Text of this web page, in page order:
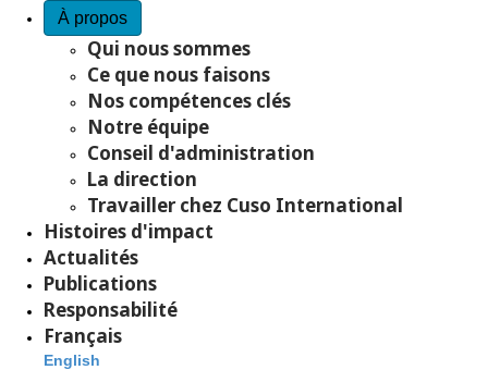
Notre objectif
Plan Stratégique 2023
Quick Access
À propos
Qui nous sommes
Ce que nous faisons
Nos compétences clés
Notre équipe
Conseil d'administration
La direction
Travailler chez Cuso International
Histoires d'impact
Actualités
Publications
Responsabilité
Français
English